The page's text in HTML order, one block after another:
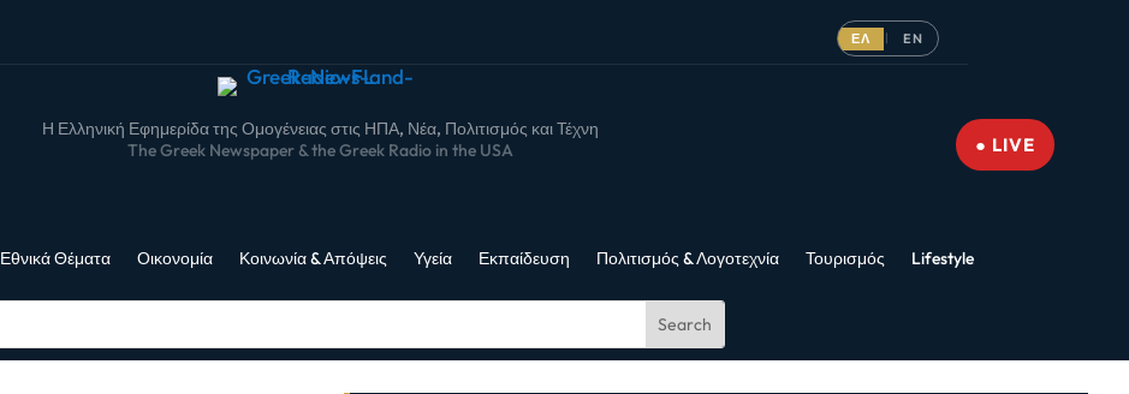
ΕΛ | EN
Η Ελληνική Εφημερίδα της Ομογένειας στις ΗΠΑ, Νέα, Πολιτισμός και Τέχνη
The Greek Newspaper & the Greek Radio in the USA
● LIVE
Εθνικά Θέματα Οικονομία Κοινωνία & Απόψεις Υγεία Εκπαίδευση Πολιτισμός & Λογοτεχνία Τουρισμός Lifestyle